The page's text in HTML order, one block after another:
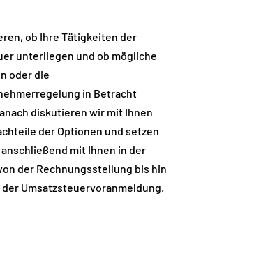
ob Ihre Tätigkeiten der
unterliegen und ob mögliche
oder die
in Betracht
diskutieren wir mit Ihnen
der Optionen und setzen
mit Ihnen in der
der Rechnungsstellung bis hin
der Umsatzsteuervoranmeldung.